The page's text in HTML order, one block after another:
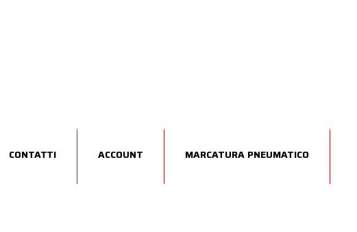
CONTATTI ACCOUNT MARCATURA PNEUMATICO